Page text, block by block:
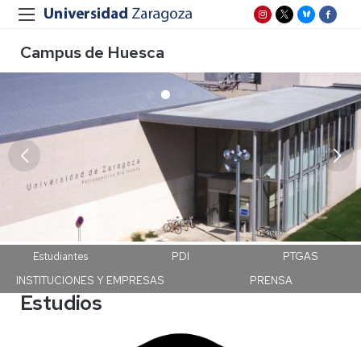
Campus de Huesca
Campus Huesca
Estudiantes PDI
PTGAS
INSTITUCIONES Y EMPRESAS
PRENSA
Estudios